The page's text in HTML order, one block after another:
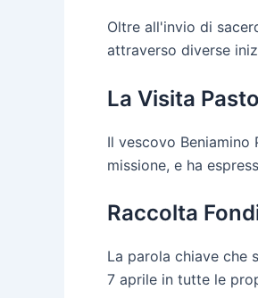
Oltre all'invio di
attraverso diverse
La Visita
Il vescovo
missione, e ha
Raccolta
La parola chiave che
7 aprile in tutte le